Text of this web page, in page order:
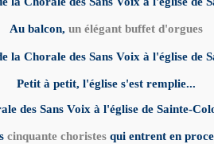
Au balcon,un élégant buffet d'orgues
Petit à petit, l'église s'est remplie...
cinquante choristes qui entrent en